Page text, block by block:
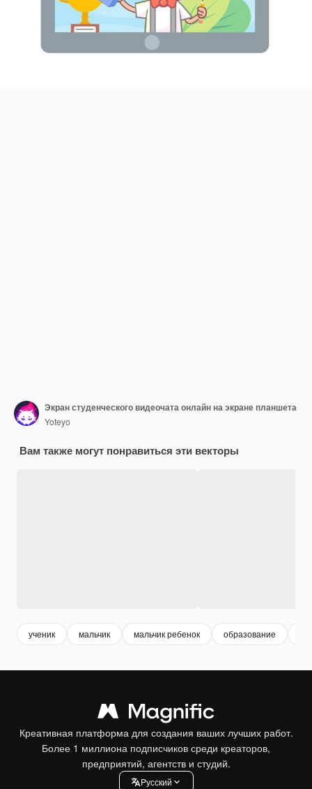
Экран студенческого видеочата онлайн на экране планшета
Yoteyo
Вам также могут понравиться эти векторы
ученик мальчик мальчик ребенок образование
Креативная платформа для создания ваших лучших работ.
Более 1 миллиона подписчиков среди креаторов,
предприятий, агентств и студий.
Pусский